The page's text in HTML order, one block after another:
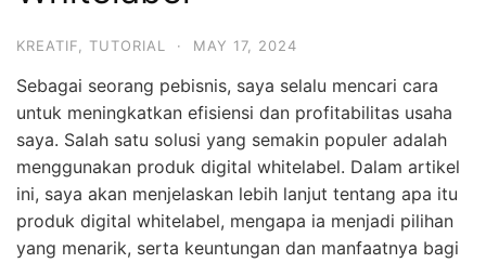
KREATIF TUTORIAL · MAY 17, 2024
Sebagai seorang pebisnis, saya selalu mencari cara
untuk meningkatkan efisiensi dan profitabilitas usaha
saya. Salah satu solusi yang semakin populer adalah
menggunakan produk digital whitelabel. Dalam artikel
ini, saya akan menjelaskan lebih lanjut tentang apa itu
produk digital whitelabel, mengapa ia menjadi pilihan
yang menarik, serta keuntungan dan manfaatnya bagi